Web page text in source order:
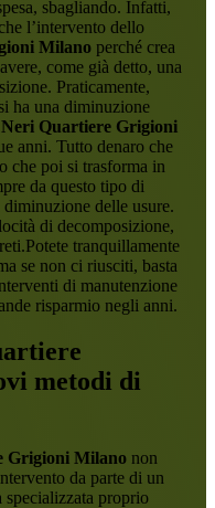
sbagliando. Infatti,
l’intervento dello
Milanoperché crea
come già detto, una
Praticamente,
ha una diminuzione
Neri Quartiere Grigioni
anni. Tutto denaro che
che poi si trasforma in
da questo tipo di
delle usure.
di decomposizione,
tranquillamente
se non ci riusciti, basta
di manutenzione
risparmio negli anni.
metodi di
Grigioni Milanonon
da parte di un
proprio